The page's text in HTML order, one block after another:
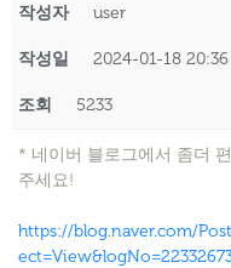
작성자 user
작성일 2024-01-18 20:36
조회 5233
* 네이버 블로그에서 좀더
주세요!
https://blog.naver.com/